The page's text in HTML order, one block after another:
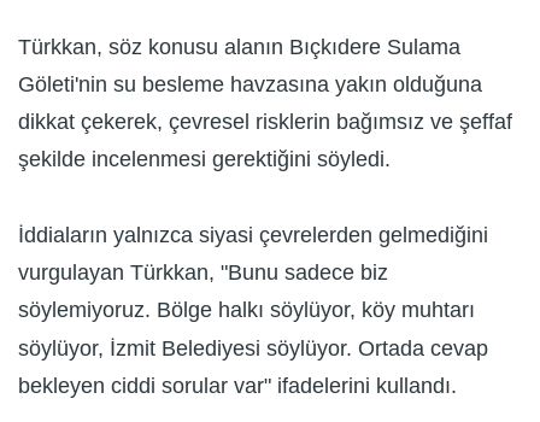
Türkkan, söz konusu alanın Bıçkıdere Sulama
Göleti'nin su besleme havzasına yakın olduğuna
dikkat çekerek, çevresel risklerin bağımsız ve şeffaf
şekilde incelenmesi gerektiğini söyledi.
İddiaların yalnızca siyasi çevrelerden gelmediğini
vurgulayan Türkkan, "Bunu sadece biz
söylemiyoruz. Bölge halkı söylüyor, köy muhtarı
söylüyor, İzmit Belediyesi söylüyor. Ortada cevap
bekleyen ciddi sorular var" ifadelerini kullandı.